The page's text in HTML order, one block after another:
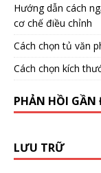
Hướng dẫn cách
cơ chế điều chỉnh
Cách chọn tủ văn
Cách chọn kích
PHẢN HỒI GẦN
LƯU TRỮ